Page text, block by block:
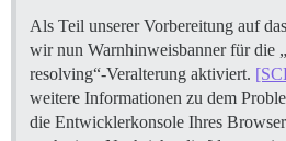
Als Teil unserer Vorbereitung auf
wir nun Warnhinweisbanner für die
resolving“-Veralterung aktiviert.
weitere Informationen zu dem
die Entwicklerkonsole Ihres